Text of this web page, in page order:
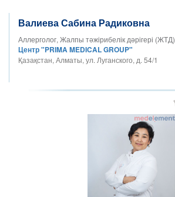
Валиева Сабина Радиковна
Аллерголог, Жалпы тәжірибелік дәрігері (ЖТД)
Центр "PRIMA MEDICAL GROUP"
Қазақстан, Алматы, ул. Луганского, д. 54/1